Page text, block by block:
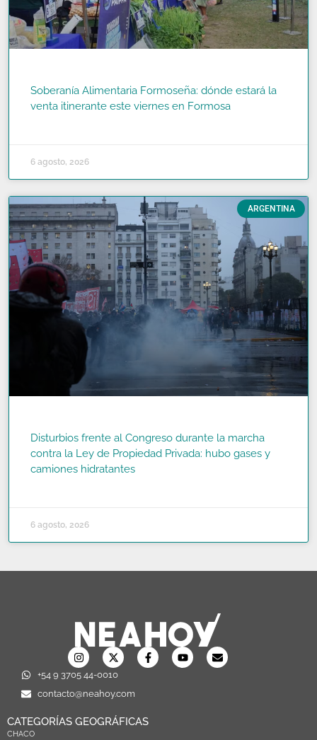
Soberanía Alimentaria Formoseña: dónde estará la
venta itinerante este viernes en Formosa
6 agosto, 2026
ARGENTINA
Disturbios frente al Congreso durante la marcha
contra la Ley de Propiedad Privada: hubo gases y
camiones hidratantes
6 agosto, 2026
+54 9 3705 44-0010
contacto@neahoy.com
CATEGORÍAS GEOGRÁFICAS
CHACO